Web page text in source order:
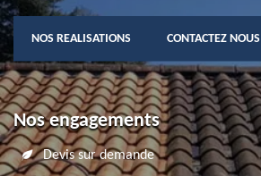
NOS REALISATIONS CONTACTEZ NOUS
Nos engagements
Devis sur demande